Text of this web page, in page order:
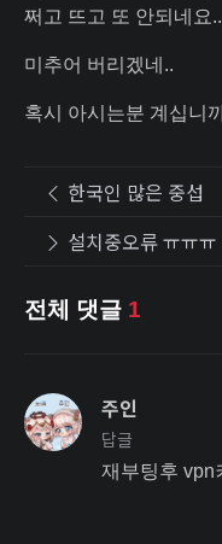
쩌고 뜨고 또 안되네요..
미추어 버리겠네..
혹시 아시는분 계십니
한국인 많은 중섭
설치중오류 ㅠㅠㅠ
전체 댓글 1
주인
답글
재부팅후 vpn